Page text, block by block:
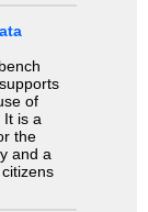
of
It is a
the
and a